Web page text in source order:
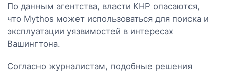
По данным агентства, власти КНР опасаются,
что Mythos может использоваться для поиска и
эксплуатации уязвимостей в интересах
Вашингтона.
Согласно журналистам, подобные решения